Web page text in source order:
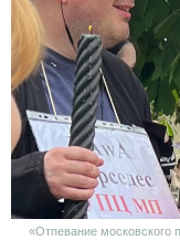
«Отпевание московского